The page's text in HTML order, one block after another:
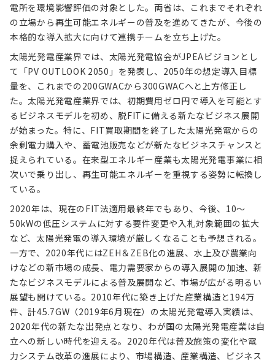
電所を環境影響評価の対象とした。両省は、これまでそれぞれ
の立場から再生可能エネルギーの普及を進めてきたが、今後の
本格的な導入拡大に向けて連携チームを立ち上げた。
太陽光発電産業界では、太陽光発電協会がJPEAビジョンとし
て「PV OUTLOOK 2050」を発表し、2050年の想定導入目標
量を、これまでの200GWACから300GWACへと上方修正し
た。太陽光発電産業界では、初期費用ゼロ円で導入を可能とす
るビジネスモデルを初め、脱FITに備える新たなビジネス展開
が始まった。特に、FIT買取期間を終了した太陽光発電からの
余剰電力購入や、蓄電池販売などが新たなビジネスチャンスと
捉えられている。在来型エネルギー産業も太陽光発電事業に相
次いで乗り出し、再生可能エネルギーを重視する姿勢に転換し
ている。
2020年は、現在のFIT法適用最終年でもあり、今後、10～
50kWの低圧システムに対する要件変更や入札対象範囲の拡大
など、太陽光発電の導入環境が厳しくなることも予想される。
一方で、2020年代にはZEH＆ZEB化の進展、水上及び農業向
けなどの新市場の成長、電力需要家からの導入展開の加速、新
たなビジネスモデルによる普及展開など、市場が広がる明るい
展望も開けている。2010年代に築き上げた産業構造と194万
件、計45.7GW（2019年6月現在）の太陽光発電導入実績は、
2020年代の新たな出発点となり、わが国の太陽光発電産業は自
立への新しい時代を迎える。2020年代は普及施策の変化や電
力システム改革の進展により、市場構造、産業構造、ビジネス